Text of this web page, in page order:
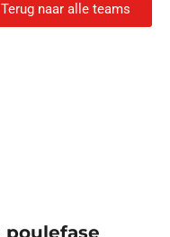
Terug naar alle teams
poulefase